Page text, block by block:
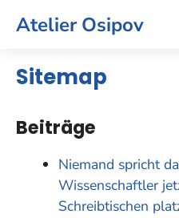
InhaltAtelier Osipov
Sitemap
Beiträge
Niemand spricht
Wissenschaftler
Schreibtischen